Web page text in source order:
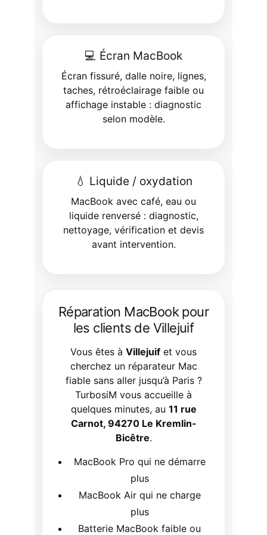
💻 Écran MacBook
Écran fissuré, dalle noire, lignes,
taches, rétroéclairage faible ou
affichage instable : diagnostic
selon modèle.
💧 Liquide / oxydation
MacBook avec café, eau ou
liquide renversé : diagnostic,
nettoyage, vérification et devis
avant intervention.
Réparation MacBook pour
les clients de Villejuif
Vous êtes à Villejuif et vous
cherchez un réparateur Mac
fiable sans aller jusqu’à Paris ?
TurbosiM vous accueille à
quelques minutes, au 11 rue
Carnot, 94270 Le Kremlin-
Bicêtre.
MacBook Pro qui ne démarre
plus
MacBook Air qui ne charge
plus
Batterie MacBook faible ou